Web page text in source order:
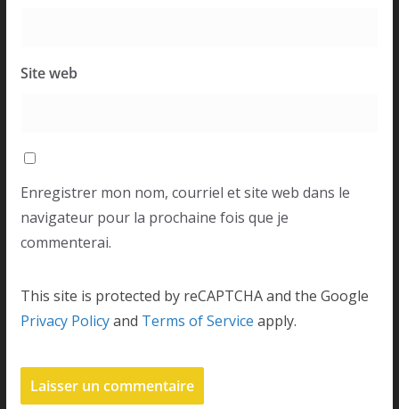
Site web
Enregistrer mon nom, courriel et site web dans le
navigateur pour la prochaine fois que je
commenterai.
This site is protected by reCAPTCHA and the Google
Privacy Policyand Terms of Service apply.